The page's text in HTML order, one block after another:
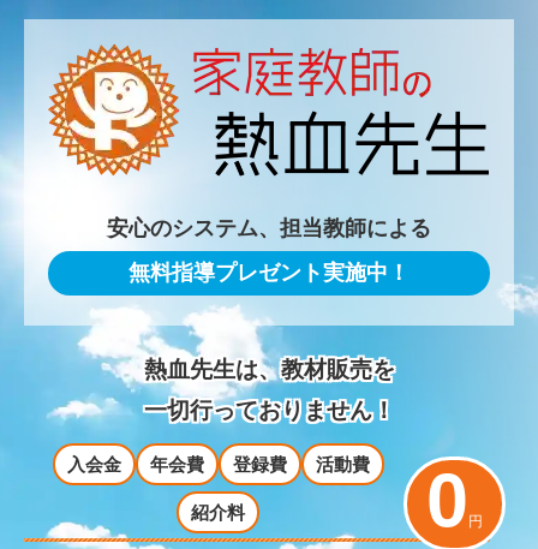
安心のシステム、担当教師による
無料指導プレゼント実施中！
熱血先生は、教材販売を
一切行っておりません！
入会金 年会費 登録費 活動費
紹介料 0 円